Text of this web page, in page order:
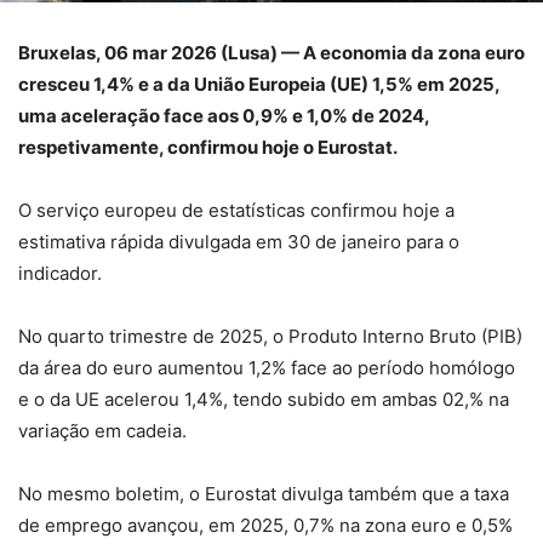
Bruxelas, 06 mar 2026 (Lusa) — A economia da zona euro
cresceu 1,4% e a da União Europeia (UE) 1,5% em 2025,
uma aceleração face aos 0,9% e 1,0% de 2024,
respetivamente, confirmou hoje o Eurostat.
O serviço europeu de estatísticas confirmou hoje a
estimativa rápida divulgada em 30 de janeiro para o
indicador.
No quarto trimestre de 2025, o Produto Interno Bruto (PIB)
da área do euro aumentou 1,2% face ao período homólogo
e o da UE acelerou 1,4%, tendo subido em ambas 02,% na
variação em cadeia.
No mesmo boletim, o Eurostat divulga também que a taxa
de emprego avançou, em 2025, 0,7% na zona euro e 0,5%